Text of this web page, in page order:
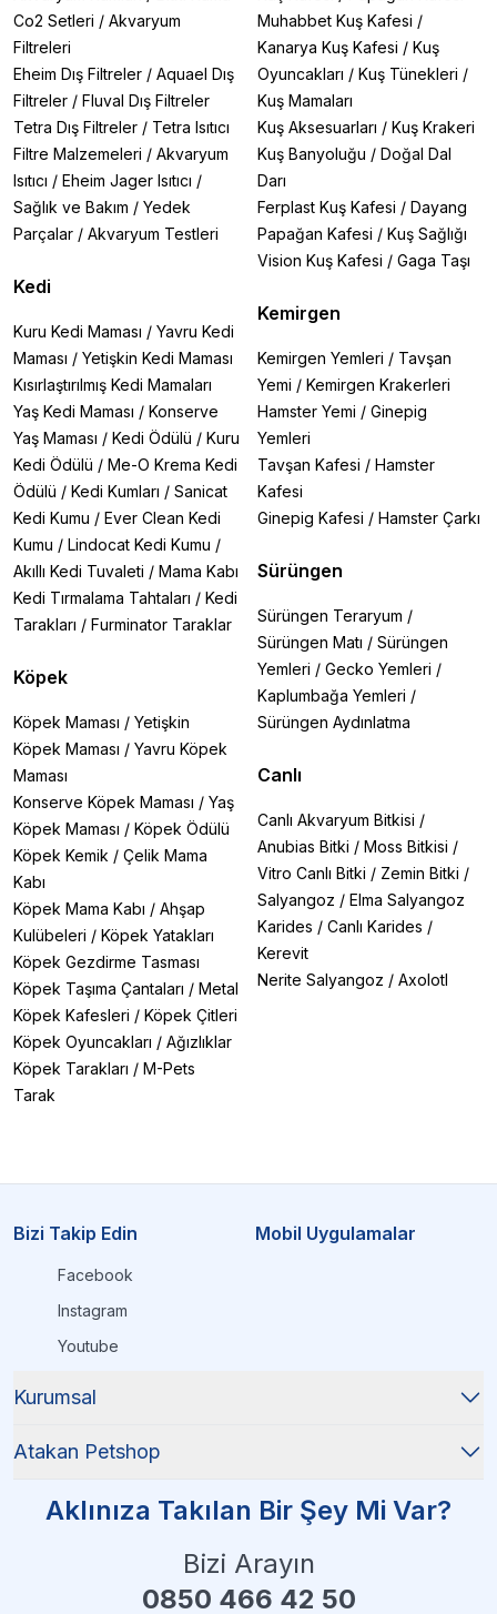
Co2 Setleri / Akvaryum
Filtreleri
Eheim Dış Filtreler / Aquael Dış
Filtreler / Fluval Dış Filtreler
Tetra Dış Filtreler / Tetra Isıtıcı
Filtre Malzemeleri / Akvaryum
Isıtıcı / Eheim Jager Isıtıcı /
Sağlık ve Bakım / Yedek
Parçalar / Akvaryum Testleri
Kedi
Kuru Kedi Maması / Yavru Kedi
Maması / Yetişkin Kedi Maması
Kısırlaştırılmış Kedi Mamaları
Yaş Kedi Maması / Konserve
Yaş Maması / Kedi Ödülü / Kuru
Kedi Ödülü / Me-O Krema Kedi
Ödülü / Kedi Kumları / Sanicat
Kedi Kumu / Ever Clean Kedi
Kumu / Lindocat Kedi Kumu /
Akıllı Kedi Tuvaleti / Mama Kabı
Kedi Tırmalama Tahtaları / Kedi
Tarakları / Furminator Taraklar
Köpek
Köpek Maması / Yetişkin
Köpek Maması / Yavru Köpek
Maması
Konserve Köpek Maması / Yaş
Köpek Maması / Köpek Ödülü
Köpek Kemik / Çelik Mama
Kabı
Köpek Mama Kabı / Ahşap
Kulübeleri / Köpek Yatakları
Köpek Gezdirme Tasması
Köpek Taşıma Çantaları / Metal
Köpek Kafesleri / Köpek Çitleri
Köpek Oyuncakları / Ağızlıklar
Köpek Tarakları / M-Pets
Tarak
Muhabbet Kuş Kafesi /
Kanarya Kuş Kafesi / Kuş
Oyuncakları / Kuş Tünekleri /
Kuş Mamaları
Kuş Aksesuarları / Kuş Krakeri
Kuş Banyoluğu / Doğal Dal
Darı
Ferplast Kuş Kafesi / Dayang
Papağan Kafesi / Kuş Sağlığı
Vision Kuş Kafesi / Gaga Taşı
Kemirgen
Kemirgen Yemleri / Tavşan
Yemi / Kemirgen Krakerleri
Hamster Yemi / Ginepig
Yemleri
Tavşan Kafesi / Hamster
Kafesi
Ginepig Kafesi / Hamster Çarkı
Sürüngen
Sürüngen Teraryum /
Sürüngen Matı / Sürüngen
Yemleri / Gecko Yemleri /
Kaplumbağa Yemleri /
Sürüngen Aydınlatma
Canlı
Canlı Akvaryum Bitkisi /
Anubias Bitki / Moss Bitkisi /
Vitro Canlı Bitki / Zemin Bitki /
Salyangoz / Elma Salyangoz
Karides / Canlı Karides /
Kerevit
Nerite Salyangoz / Axolotl
Bizi Takip Edin
Facebook
Instagram
Youtube
Mobil Uygulamalar
Kurumsal
Atakan Petshop
Aklınıza Takılan Bir Şey Mi Var?
Bizi Arayın
0850 466 42 50